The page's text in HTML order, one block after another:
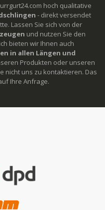
hoch qualitative
- direkt versendet
Lassen Sie sich von der
und nutzen Sie den
bieten wir Ihnen auch
in allen Längen und
Produkten oder unseren
nicht uns zu kontaktieren. Das
Ihre Anfrage.